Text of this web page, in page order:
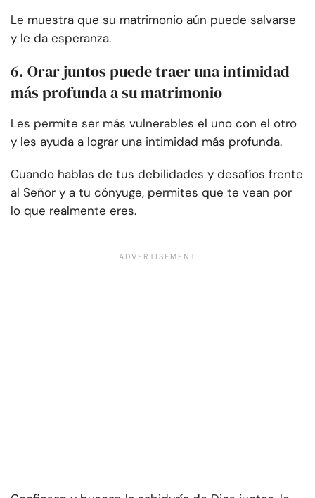
Le muestra que su matrimonio aún puede salvarse
y le da esperanza.
6. Orar juntos puede traer una intimidad
más profunda a su matrimonio
Les permite ser más vulnerables el uno con el otro
y les ayuda a lograr una intimidad más profunda.
Cuando hablas de tus debilidades y desafíos frente
al Señor y a tu cónyuge, permites que te vean por
lo que realmente eres.